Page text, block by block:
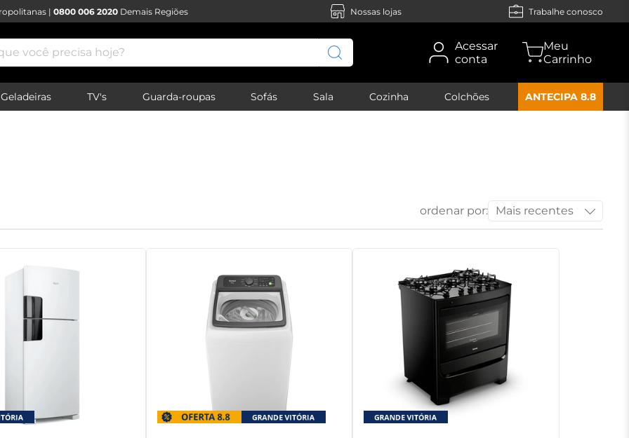
| 0800 006 2020 Demais Regiões Nossas lojas Trabalhe conosco
você precisa hoje?
Acessar
conta
Geladeiras TV's Guarda-roupas Sofás Sala Cozinha Colchões ANTECIPA 8.8
ordenar por: Mais recentes